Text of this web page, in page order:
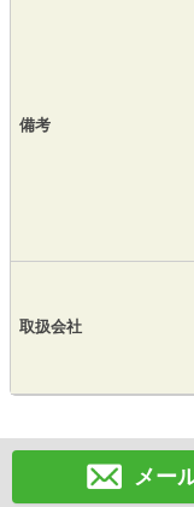
備考
取扱会社
メー